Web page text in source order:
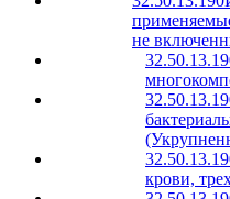
не
крови,